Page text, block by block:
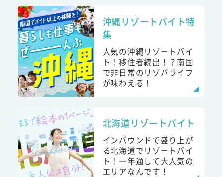
沖縄リゾートバイト特
集
人気の沖縄リゾートバイ
ト！移住者続出！？南国
で非日常のリゾバライフ
が味わえる！
北海道リゾートバイト
インバウンドで盛り上が
る北海道でリゾートバイ
ト！一年通して大人気の
エリアなんです！